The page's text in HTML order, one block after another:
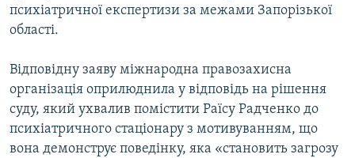
психіатричної експертизи за межами Запорізької
області.
Відповідну заяву міжнародна правозахисна
організація оприлюднила у відповідь на рішення
суду, який ухвалив помістити Раїсу Радченко до
психіатричного стаціонару з мотивуванням, що
вона демонструє поведінку, яка «становить загрозу